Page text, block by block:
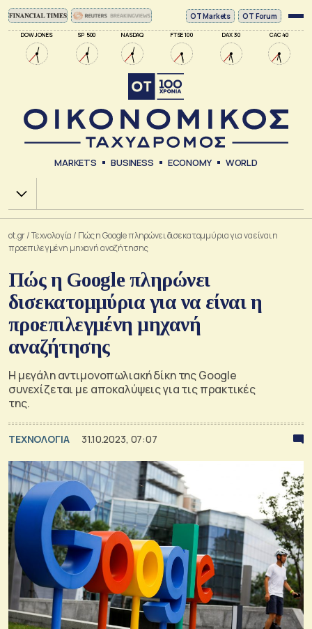
DOW JONES SP 500 NASDAQ FTSE 100 DAX 30 CAC 40
ΟΤ Markets OT Forum
MARKETS BUSINESS ECONOMY WORLD
Χ.Α.
ot.gr/Τεχνολογία / Πώς η Google πληρώνει δισεκατομμύρια για να είναι η
προεπιλεγμένη μηχανή αναζήτησης
Πώς η Google πληρώνει
δισεκατομμύρια για να είναι η
προεπιλεγμένη μηχανή
αναζήτησης
Η μεγάλη αντιμονοπωλιακή δίκη της Google
συνεχίζεται με αποκαλύψεις για τις πρακτικές
της.
ΤΕΧΝΟΛΟΓΙΑ 31.10.2023, 07:07